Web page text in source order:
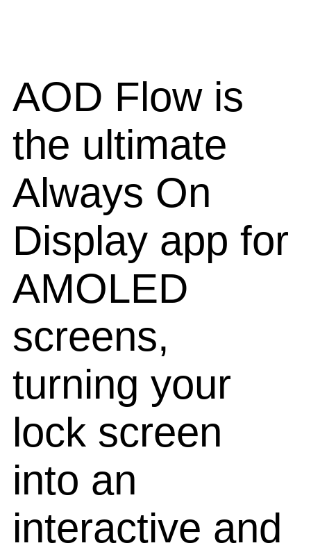
AOD Flow is
the ultimate
Always On
Display app for
AMOLED
screens,
turning your
lock screen
into an
interactive and